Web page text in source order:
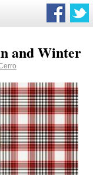
and Winter